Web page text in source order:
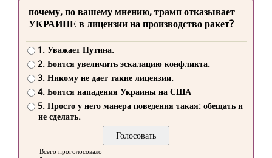
почему, по вашему мнению, трамп отказывает
УКРАИНЕ в лицензии на производство ракет?
1. Уважает Путина.
2. Боится увеличить эскалацию конфликта.
3. Никому не дает такие лицензии.
4. Боится нападения Украины на США
5. Просто у него манера поведения такая: обещать и
не сделать.
Всего проголосовало